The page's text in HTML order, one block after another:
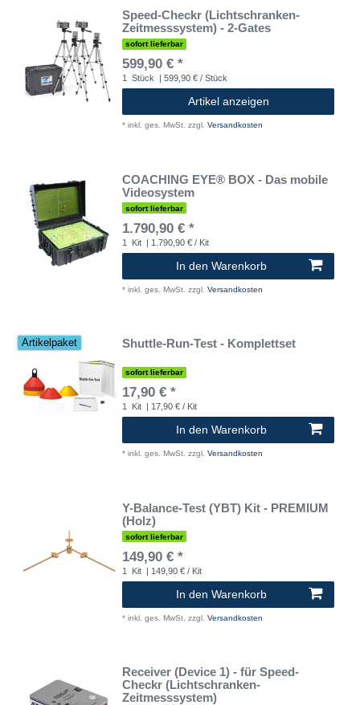
Speed-Checkr (Lichtschranken-
Zeitmesssystem) - 2-Gates
sofort lieferbar
599,90 € *
1 Stück | 599,90 € / Stück
Artikel anzeigen
* inkl. ges. MwSt. zzgl. Versandkosten
COACHING EYE® BOX - Das mobile
Videosystem
sofort lieferbar
1.790,90 € *
1 Kit | 1.790,90 € / Kit
In den Warenkorb
* inkl. ges. MwSt. zzgl. Versandkosten
Artikelpaket Shuttle-Run-Test - Komplettset
sofort lieferbar
17,90 € *
1 Kit | 17,90 € / Kit
In den Warenkorb
* inkl. ges. MwSt. zzgl. Versandkosten
Y-Balance-Test (YBT) Kit - PREMIUM
(Holz)
sofort lieferbar
149,90 € *
1 Kit | 149,90 € / Kit
In den Warenkorb
* inkl. ges. MwSt. zzgl. Versandkosten
Receiver (Device 1) - für Speed-
Checkr (Lichtschranken-
Zeitmesssystem)